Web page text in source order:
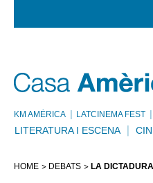
KM AMÈRICA LATCINEMA FEST
LITERATURA I ESCENA
HOME DEBATS LA